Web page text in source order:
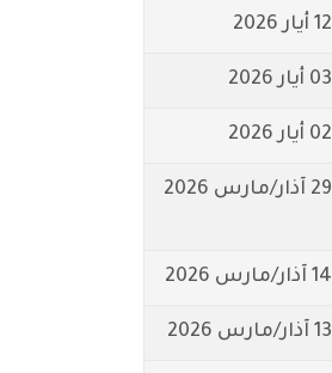
12 أيار 2026
03 أيار 2026
02 أيار 2026
29 آذار/مارس 2026
14 آذار/مارس 2026
13 آذار/مارس 2026